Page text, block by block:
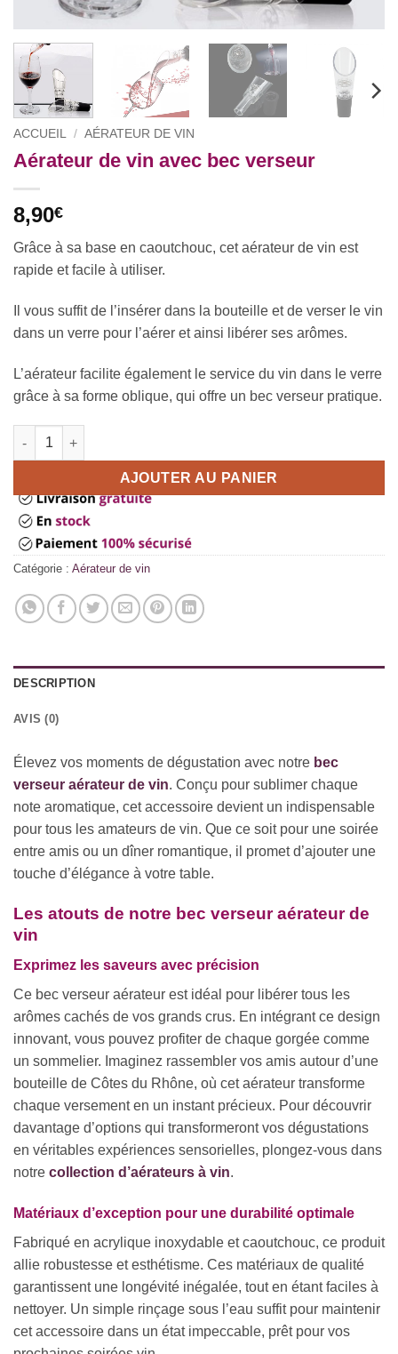
ACCUEIL / AÉRATEUR DE VIN
Aérateur de vin avec bec verseur
8,90€
Grâce à sa base en caoutchouc, cet aérateur de vin est
rapide et facile à utiliser.
Il vous suffit de l’insérer dans la bouteille et de verser le vin
dans un verre pour l’aérer et ainsi libérer ses arômes.
L’aérateur facilite également le service du vin dans le verre
grâce à sa forme oblique, qui offre un bec verseur pratique.
quantité de Aérateur de vin avec bec verseur
AJOUTER AU PANIER
Catégorie : Aérateur de vin
DESCRIPTION
AVIS (0)
Élevez vos moments de dégustation avec notre bec
verseur aérateur de vin. Conçu pour sublimer chaque
note aromatique, cet accessoire devient un indispensable
pour tous les amateurs de vin. Que ce soit pour une soirée
entre amis ou un dîner romantique, il promet d’ajouter une
touche d’élégance à votre table.
Les atouts de notre bec verseur aérateur de
vin
Exprimez les saveurs avec précision
Ce bec verseur aérateur est idéal pour libérer tous les
arômes cachés de vos grands crus. En intégrant ce design
innovant, vous pouvez profiter de chaque gorgée comme
un sommelier. Imaginez rassembler vos amis autour d’une
bouteille de Côtes du Rhône, où cet aérateur transforme
chaque versement en un instant précieux. Pour découvrir
davantage d’options qui transformeront vos dégustations
en véritables expériences sensorielles, plongez-vous dans
notre collection d’aérateurs à vin.
Matériaux d’exception pour une durabilité optimale
Fabriqué en acrylique inoxydable et caoutchouc, ce produit
allie robustesse et esthétisme. Ces matériaux de qualité
garantissent une longévité inégalée, tout en étant faciles à
nettoyer. Un simple rinçage sous l’eau suffit pour maintenir
cet accessoire dans un état impeccable, prêt pour vos